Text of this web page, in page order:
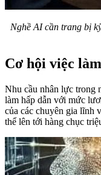
Nghề AI cần trang bị
Cơ hội việc
Nhu cầu nhân lực trong
làm hấp dẫn với mức
của các chuyên gia lĩnh
thể lên tới hàng chục